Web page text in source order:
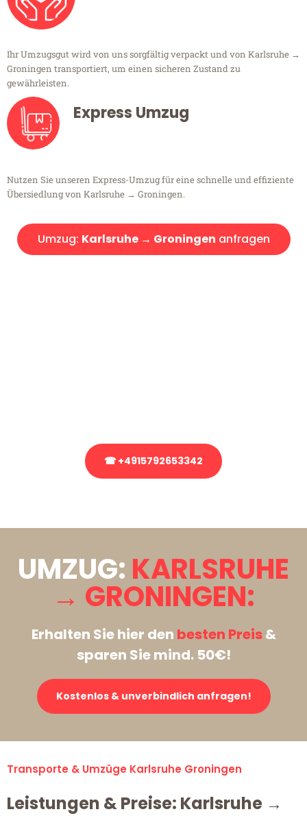
Ihr Umzugsgut wird von uns sorgfältig verpackt und von Karlsruhe →
Groningen transportiert, um einen sicheren Zustand zu
gewährleisten.
Express Umzug
Nutzen Sie unseren Express-Umzug für eine schnelle und effiziente
Übersiedlung von Karlsruhe → Groningen.
Umzug: Karlsruhe → Groningen anfragen
☎ +4915792653342
UMZUG: KARLSRUHE
→ GRONINGEN:
Erhalten Sie hier den besten Preis&
sparen Sie mind. 50€!
Kostenlos & unverbindlich anfragen!
Transporte & Umzüge Karlsruhe Groningen
Leistungen & Preise: Karlsruhe →